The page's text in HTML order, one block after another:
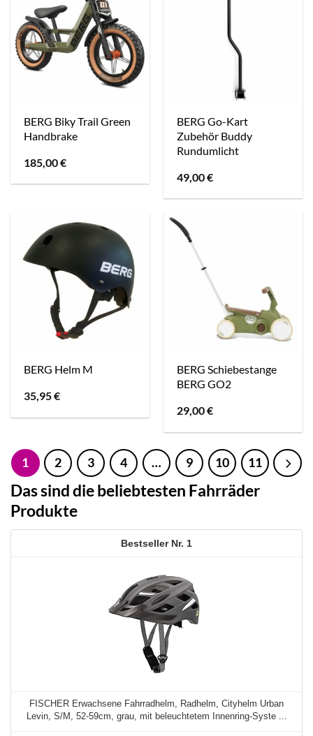
BERG Biky Trail Green
Handbrake
185,00€
BERG Go-Kart
Zubehör Buddy
Rundumlicht
49,00€
BERG Helm M
35,95€
BERG Schiebestange
BERG GO2
29,00€
1 2 3 4 … 9 10 11
Das sind die beliebtesten Fahrräder
Produkte
1
FISCHER Erwachsene Fahrradhelm, Radhelm, Cityhelm Urban
Levin, S/M, 52-59cm, grau, mit beleuchtetem Innenring-Syste ...